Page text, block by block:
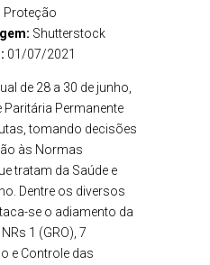
Proteção
Shutterstock
01/07/2021
de 28 a 30 de junho,
Permanente
tomando decisões
às Normas
tratam da Saúde e
Dentre os diversos
se o adiamento da
1 (GRO), 7
e Controle das